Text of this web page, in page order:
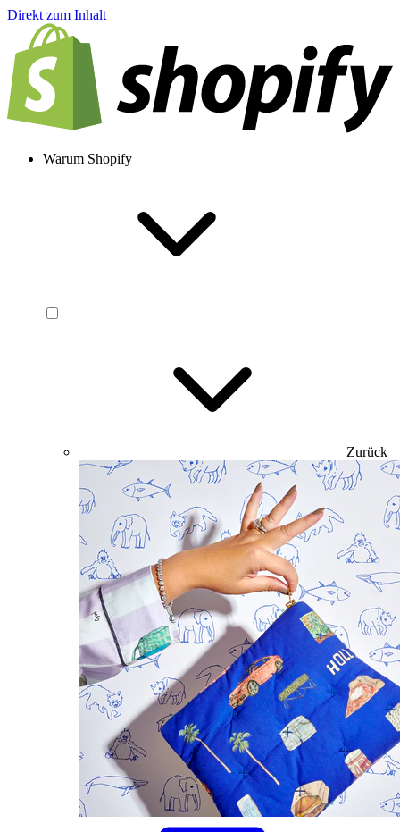
Direkt zum Inhalt
Warum Shopify
Zurück